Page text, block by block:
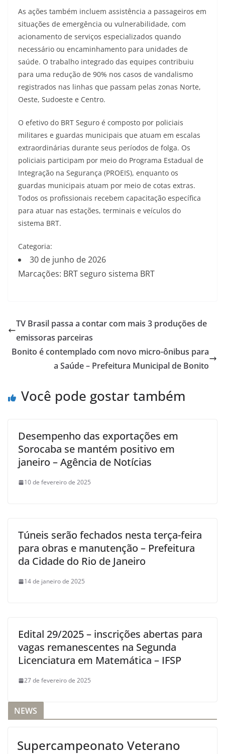
As ações também incluem assistência a passageiros em
situações de emergência ou vulnerabilidade, com
acionamento de serviços especializados quando
necessário ou encaminhamento para unidades de
saúde. O trabalho integrado das equipes contribuiu
para uma redução de 90% nos casos de vandalismo
registrados nas linhas que passam pelas zonas Norte,
Oeste, Sudoeste e Centro.
O efetivo do BRT Seguro é composto por policiais
militares e guardas municipais que atuam em escalas
extraordinárias durante seus períodos de folga. Os
policiais participam por meio do Programa Estadual de
Integração na Segurança (PROEIS), enquanto os
guardas municipais atuam por meio de cotas extras.
Todos os profissionais recebem capacitação específica
para atuar nas estações, terminais e veículos do
sistema BRT.
Categoria:
30 de junho de 2026
Marcações: BRT seguro sistema BRT
TV Brasil passa a contar com mais 3 produções de
emissoras parceiras
Bonito é contemplado com novo micro-ônibus para
a Saúde – Prefeitura Municipal de Bonito
Você pode gostar também
Desempenho das exportações em
Sorocaba se mantém positivo em
janeiro – Agência de Notícias
10 de fevereiro de 2025
Túneis serão fechados nesta terça-feira
para obras e manutenção – Prefeitura
da Cidade do Rio de Janeiro
14 de janeiro de 2025
Edital 29/2025 – inscrições abertas para
vagas remanescentes na Segunda
Licenciatura em Matemática – IFSP
27 de fevereiro de 2025
NEWS
Supercampeonato Veterano